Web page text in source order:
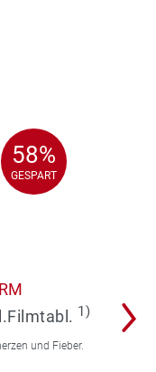
58%
GESPART
58%
GESPART
1)
und Fieber.